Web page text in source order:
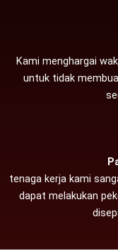
Kami menghargai
untuk tidak
tenaga kerja kami
dapat melakukan